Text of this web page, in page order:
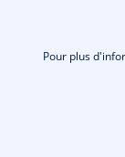
Pour plus